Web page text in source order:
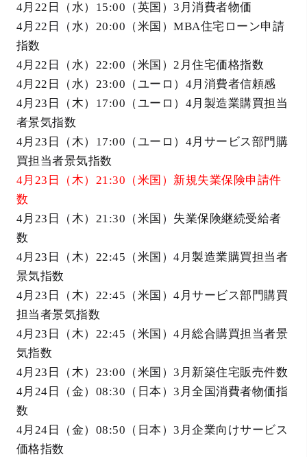
4月22日（水）15:00（英国）3月消費者物価
4月22日（水）20:00（米国）MBA住宅ローン申請
指数
4月22日（水）22:00（米国）2月住宅価格指数
4月22日（水）23:00（ユーロ）4月消費者信頼感
4月23日（木）17:00（ユーロ）4月製造業購買担当
者景気指数
4月23日（木）17:00（ユーロ）4月サービス部門購
買担当者景気指数
4月23日（木）21:30（米国）新規失業保険申請件
数
4月23日（木）21:30（米国）失業保険継続受給者
数
4月23日（木）22:45（米国）4月製造業購買担当者
景気指数
4月23日（木）22:45（米国）4月サービス部門購買
担当者景気指数
4月23日（木）22:45（米国）4月総合購買担当者景
気指数
4月23日（木）23:00（米国）3月新築住宅販売件数
4月24日（金）08:30（日本）3月全国消費者物価指
数
4月24日（金）08:50（日本）3月企業向けサービス
価格指数